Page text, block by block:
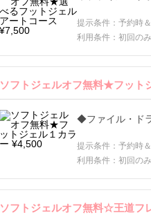
提示条件：予約時
利用条件：初回のみ
ソフトジェルオフ無料★フット
◆ファイル・ド
提示条件：予約時
利用条件：初回のみ
ソフトジェルオフ無料☆王道フ